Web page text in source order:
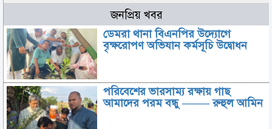
জনপ্রিয় খবর
ডেমরা থানা বিএনপির উদ্যোগে
বৃক্ষরোপণ অভিযান কর্মসূচি উদ্বোধন
পরিবেশের ভারসাম্য রক্ষায় গাছ
আমাদের পরম বন্ধু ——– রুহুল আমিন